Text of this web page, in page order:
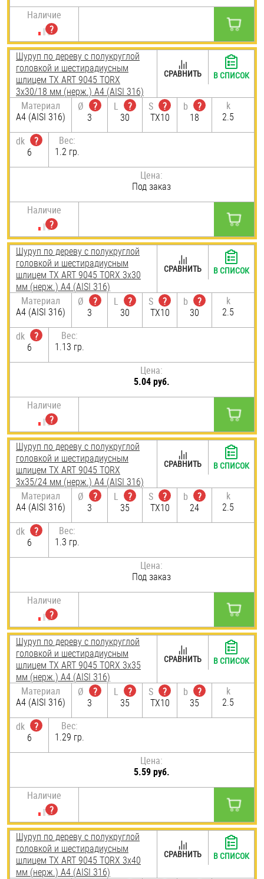
Наличие
Шуруп по дереву с полукруглой
головкой и шестирадиусным
шлицем TX ART 9045 TORX
3х30/18 мм (нерж.) A4 (AISI 316)
Материал
A4 (AISI 316)
Ø
?
3
L
?
30
S
?
TX10
b
?
18
k
2.5
dk
?
6
Вес:
1.2 гр.
Цена:
Под заказ
Наличие
СРАВНИТЬ В СПИСОК
Шуруп по дереву с полукруглой
головкой и шестирадиусным
шлицем TX ART 9045 TORX 3х30
мм (нерж.) A4 (AISI 316)
Материал
A4 (AISI 316)
Ø
?
3
L
?
30
S
?
TX10
b
?
30
k
2.5
dk
?
6
Вес:
1.13 гр.
Цена:
5.04 руб.
Наличие
СРАВНИТЬ В СПИСОК
Шуруп по дереву с полукруглой
головкой и шестирадиусным
шлицем TX ART 9045 TORX
3х35/24 мм (нерж.) A4 (AISI 316)
Материал
A4 (AISI 316)
Ø
?
3
L
?
35
S
?
TX10
b
?
24
k
2.5
dk
?
6
Вес:
1.3 гр.
Цена:
Под заказ
Наличие
СРАВНИТЬ В СПИСОК
Шуруп по дереву с полукруглой
головкой и шестирадиусным
шлицем TX ART 9045 TORX 3х35
мм (нерж.) A4 (AISI 316)
Материал
A4 (AISI 316)
Ø
?
3
L
?
35
S
?
TX10
b
?
35
k
2.5
dk
?
6
Вес:
1.29 гр.
Цена:
5.59 руб.
Наличие
СРАВНИТЬ В СПИСОК
Шуруп по дереву с полукруглой
головкой и шестирадиусным
шлицем TX ART 9045 TORX 3х40
мм (нерж.) A4 (AISI 316)
СРАВНИТЬ В СПИСОК